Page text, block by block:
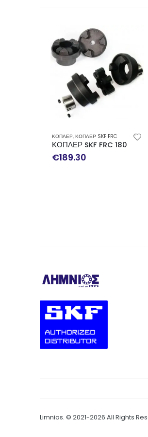
ΚΟΠΛΕΡ, ΚΟΠΛΕΡ SKF FRC
ΚΟΠΛΕΡ SKF FRC 180
€189.30
Limnios. © 2021-2026 All Rights